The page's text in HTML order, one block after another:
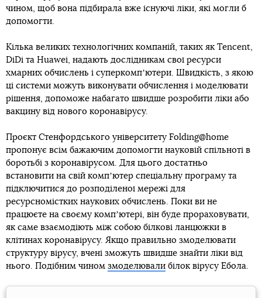
чином, щоб вона підбирала вже існуючі ліки, які могли б
допомогти.
Кілька великих технологічних компаній, таких як Tencent,
DiDi та Huawei, надають дослідникам свої ресурси
хмарних обчислень і суперкомпʼютери. Швидкість, з якою
ці системи можуть виконувати обчислення і моделювати
рішення, допоможе набагато швидше розробити ліки або
вакцину від нового коронавірусу.
Проєкт Стенфордського університету Folding@home
пропонує всім бажаючим допомогти науковій спільноті в
боротьбі з коронавірусом. Для цього достатньо
встановити на свій компʼютер спеціальну програму та
підключитися до розподіленої мережі для
ресурсномістких наукових обчислень. Поки ви не
працюєте на своєму компʼютері, він буде прораховувати,
як саме взаємодіють між собою білкові ланцюжки в
клітинах коронавірусу. Якщо правильно змоделювати
структуру вірусу, вчені зможуть швидше знайти ліки від
нього. Подібним чином змоделювали білок вірусу Ебола.